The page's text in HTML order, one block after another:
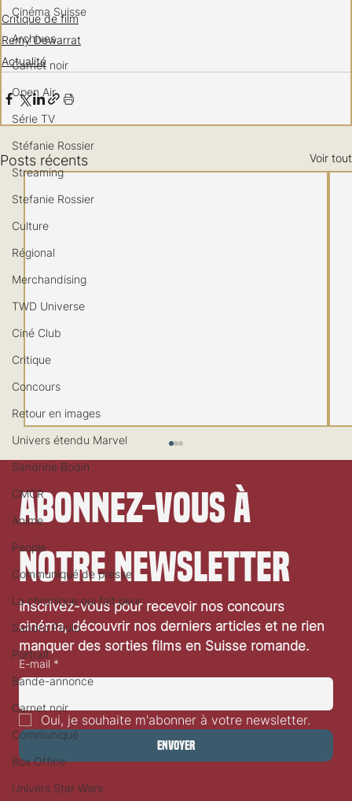
Cinéma Suisse
Archives
Carnet noir
Open Air
Série TV
Stéfanie Rossier
Streaming
Stefanie Rossier
Culture
Régional
Merchandising
TWD Universe
Ciné Club
Critique
Concours
Retour en images
Univers étendu Marvel
Sandrine Bodin
CMCR
Anime
People
Communiqué de presse
La chronique qui fait peur
Sandro Paulo
Portrait
Bande-annonce
Carnet noir
Communiqué
Box Office
Univers Star Wars
Critique de film
Remy Dewarrat
Actualité
Posts récents Voir tout
Festival de Locarno 2026: Taxi Driver
Abonnez-vous à
notre newsletter
Inscrivez-vous pour recevoir nos concours
cinéma, découvrir nos derniers articles et ne rien
manquer des sorties films en Suisse romande.
E-mail *
Oui, je souhaite m'abonner à votre newsletter.
Envoyer